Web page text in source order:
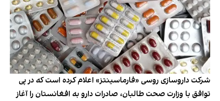
شرکت داروسازی روسی «فارماسینتز» اعلام کرده است که در پی
توافق با وزارت صحت طالبان، صادرات دارو به افغانستان را آغاز